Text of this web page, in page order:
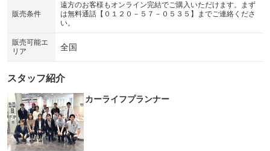
販売条件
遠方のお客様もオンライン完結でご購入いただけます。まず
は無料通話【０１２０－５７－０５３５】までご連絡くださ
い。
販売可能エ
リア
全国
スタッフ紹介
カーライフプランナー